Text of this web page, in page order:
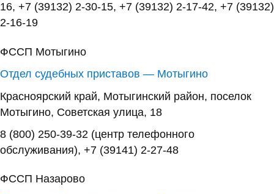
16, +7 (39132) 2-30-15, +7 (39132) 2-17-42, +7 (39132)
2-16-19
ФССП Мотыгино
Отдел судебных приставов — Мотыгино
Красноярский край, Мотыгинский район, поселок
Мотыгино, Советская улица, 18
8 (800) 250-39-32 (центр телефонного
обслуживания), +7 (39141) 2-27-48
ФССП Назарово